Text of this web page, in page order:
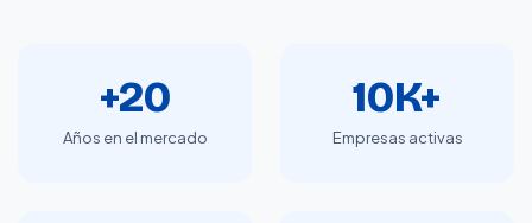
+20
Años en el mercado
10K+
Empresas activas